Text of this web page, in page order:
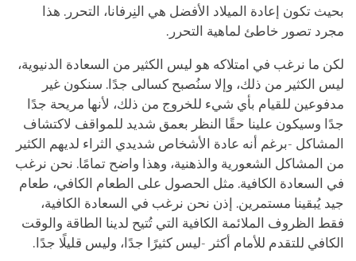
بحيث تكون إعادة الميلاد الأفضل هي النِرفانا، التحرر. هذا
مجرد تصور خاطئ لماهية التحرر.
لكن ما نرغب في امتلاكه هو ليس الكثير من السعادة الدنيوية،
ليس الكثير من ذلك، وإلا سنُصبح كسالى جدًا. سنكون غير
مدفوعين للقيام بأي شيء للخروج من ذلك، لأنها مريحة جدًا
جدًا وسيكون علينا حقًا النظر بعمق شديد للمواقف لاكتشاف
المشاكل -برغم أنه عادة الأشخاص شديدي الثراء لديهم الكثير
من المشاكل الشعورية والذهنية، وهذا واضح تمامًا. نحن نرغب
في السعادة الكافية. مثل الحصول على الطعام الكافي، طعام
جيد يُبقينا مستمرين. إذن نحن نرغب في السعادة الكافية،
فقط الظروف الملائمة الكافية التي تُتيح لدينا الطاقة والوقت
الكافي للتقدم للأمام أكثر -ليس كثيرًا جدًا، وليس قليلًا جدًا.